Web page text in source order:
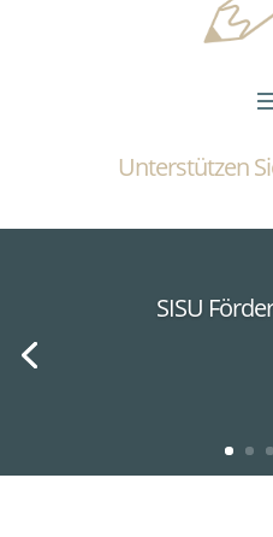
Unterstützen
SISU